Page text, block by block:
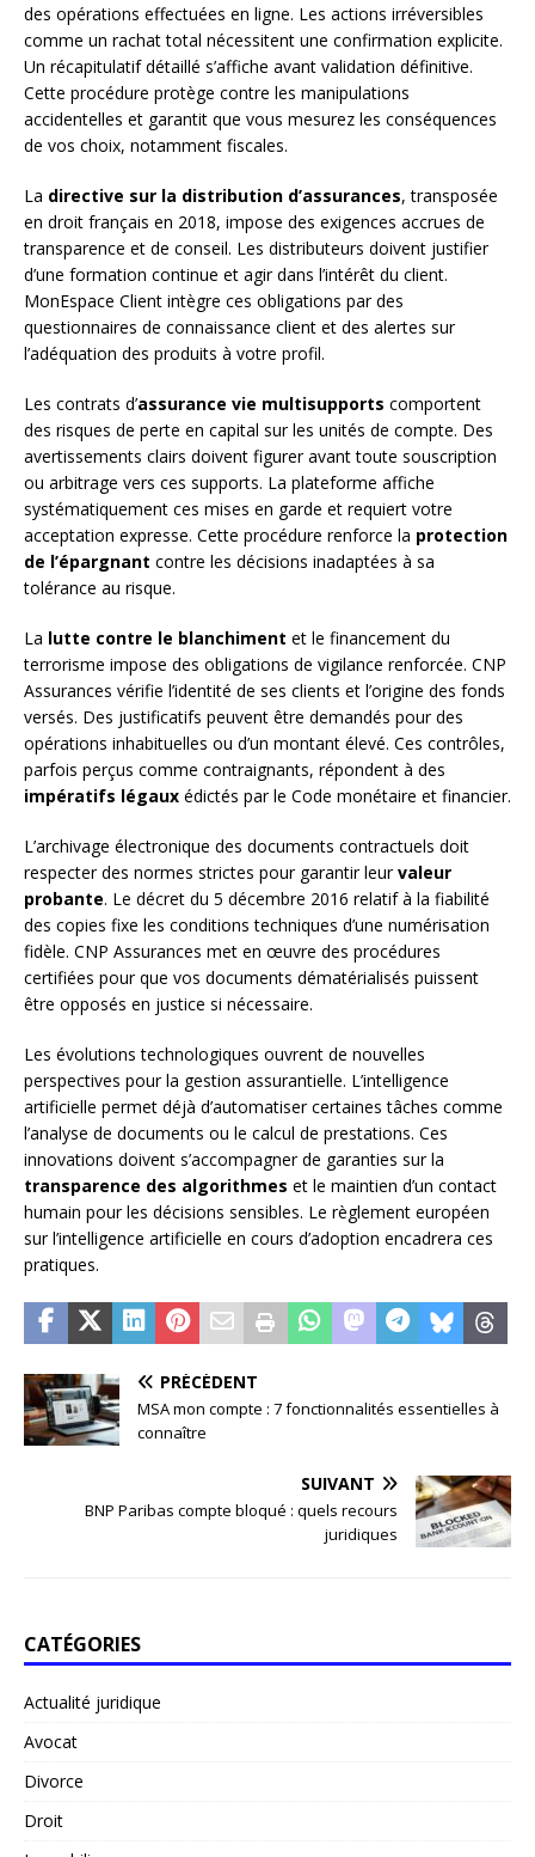
des opérations effectuées en ligne. Les actions irréversibles
comme un rachat total nécessitent une confirmation explicite.
Un récapitulatif détaillé s’affiche avant validation définitive.
Cette procédure protège contre les manipulations
accidentelles et garantit que vous mesurez les conséquences
de vos choix, notamment fiscales.
La directive sur la distribution d’assurances, transposée
en droit français en 2018, impose des exigences accrues de
transparence et de conseil. Les distributeurs doivent justifier
d’une formation continue et agir dans l’intérêt du client.
MonEspace Client intègre ces obligations par des
questionnaires de connaissance client et des alertes sur
l’adéquation des produits à votre profil.
Les contrats d’assurance vie multisupports comportent
des risques de perte en capital sur les unités de compte. Des
avertissements clairs doivent figurer avant toute souscription
ou arbitrage vers ces supports. La plateforme affiche
systématiquement ces mises en garde et requiert votre
acceptation expresse. Cette procédure renforce la protection
de l’épargnant contre les décisions inadaptées à sa
tolérance au risque.
La lutte contre le blanchiment et le financement du
terrorisme impose des obligations de vigilance renforcée. CNP
Assurances vérifie l’identité de ses clients et l’origine des fonds
versés. Des justificatifs peuvent être demandés pour des
opérations inhabituelles ou d’un montant élevé. Ces contrôles,
parfois perçus comme contraignants, répondent à des
impératifs légaux édictés par le Code monétaire et financier.
L’archivage électronique des documents contractuels doit
respecter des normes strictes pour garantir leurvaleur
probante. Le décret du 5 décembre 2016 relatif à la fiabilité
des copies fixe les conditions techniques d’une numérisation
fidèle. CNP Assurances met en œuvre des procédures
certifiées pour que vos documents dématérialisés puissent
être opposés en justice si nécessaire.
Les évolutions technologiques ouvrent de nouvelles
perspectives pour la gestion assurantielle. L’intelligence
artificielle permet déjà d’automatiser certaines tâches comme
l’analyse de documents ou le calcul de prestations. Ces
innovations doivent s’accompagner de garanties sur la
transparence des algorithmes et le maintien d’un contact
humain pour les décisions sensibles. Le règlement européen
sur l’intelligence artificielle en cours d’adoption encadrera ces
pratiques.
PRÉCÉDENT
MSA mon compte : 7 fonctionnalités essentielles à
connaître
SUIVANT
BNP Paribas compte bloqué : quels recours
juridiques
CATÉGORIES
Actualité juridique
Avocat
Divorce
Droit